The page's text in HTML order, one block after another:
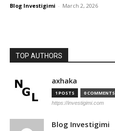
Blog Investigimi - March 2, 2026
TOP AUTHORS
axhaka
1 POSTS 0 COMMENTS
https://investigimi.com
Blog Investigimi